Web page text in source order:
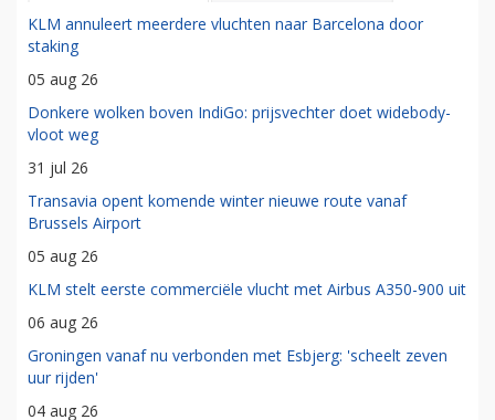
KLM annuleert meerdere vluchten naar Barcelona door
staking
05 aug 26
Donkere wolken boven IndiGo: prijsvechter doet widebody-
vloot weg
31 jul 26
Transavia opent komende winter nieuwe route vanaf
Brussels Airport
05 aug 26
KLM stelt eerste commerciële vlucht met Airbus A350-900 uit
06 aug 26
Groningen vanaf nu verbonden met Esbjerg: 'scheelt zeven
uur rijden'
04 aug 26